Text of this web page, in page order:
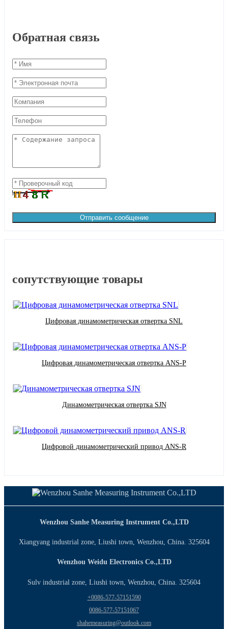
Обратная связь
Отправить сообщение
сопутствующие товары
Цифровая динамометрическая отвертка SNL
Цифровая динамометрическая отвертка ANS-P
Динамометрическая отвертка SJN
Цифровой динамометрический привод ANS-R
Wenzhou Sanhe Measuring Instrument Co.,LTD
Xiangyang industrial zone, Liushi town, Wenzhou, China. 325604
Wenzhou Weidu Electronics Co.,LTD
Sulv industrial zone, Liushi town, Wenzhou, China. 325604
+0086-577-57151590
0086-577-57151067
shahemeasuring@outlook.com